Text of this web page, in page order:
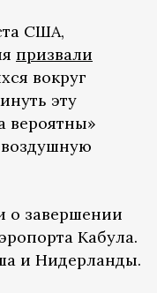
США,
призвали
вокруг
эту
вероятны»
воздушную
о завершении
Кабула.
и Нидерланды.